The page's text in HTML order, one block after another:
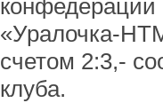
конфедерации
«Уралочка-
счетом 2:3,-
клуба.